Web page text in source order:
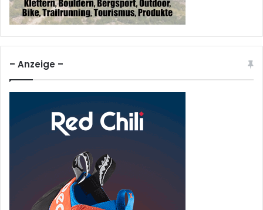
– Anzeige –